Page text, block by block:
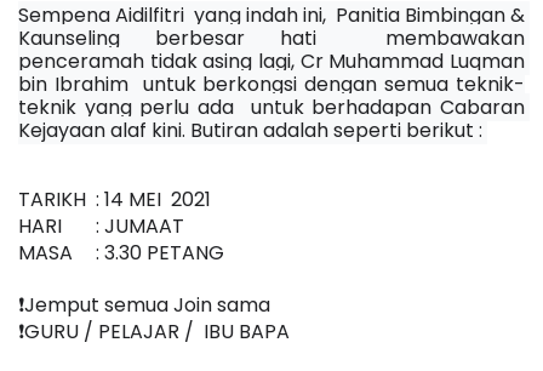
Sempena Aidilfitri  yang indah ini,  Panitia Bimbingan &
Kaunseling berbesar hati  membawakan
penceramah tidak asing lagi, Cr Muhammad Luqman
bin Ibrahim  untuk berkongsi dengan semua teknik-
teknik yang perlu ada  untuk berhadapan Cabaran
Kejayaan alaf kini. Butiran adalah seperti berikut :
TARIKH : 14 MEI  2021
HARI
: JUMAAT
MASA
: 3.30 PETANG
❗️Jemput semua Join sama
❗️GURU / PELAJAR /  IBU BAPA